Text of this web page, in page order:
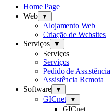
Home Page
Web
▼
Alojamento Web
Criação de Websites
Serviços
▼
Serviços
Serviços
Pedido de Assistência
Assistência Remota
Software
▼
GICnet ▼
GICnet